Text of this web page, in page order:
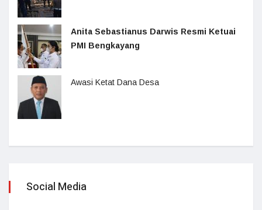
Anita Sebastianus Darwis Resmi Ketuai
PMI Bengkayang
Awasi Ketat Dana Desa
Social Media